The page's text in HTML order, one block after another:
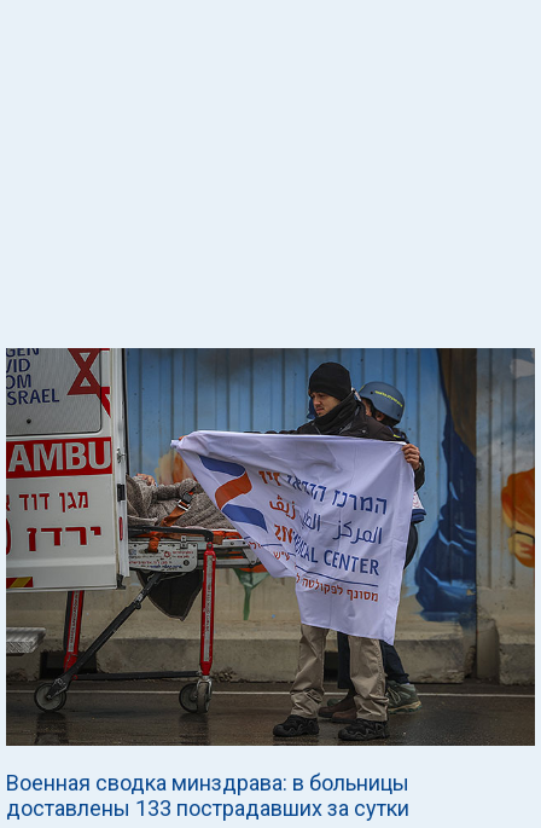
Военная сводка минздрава: в больницы
доставлены 133 пострадавших за сутки